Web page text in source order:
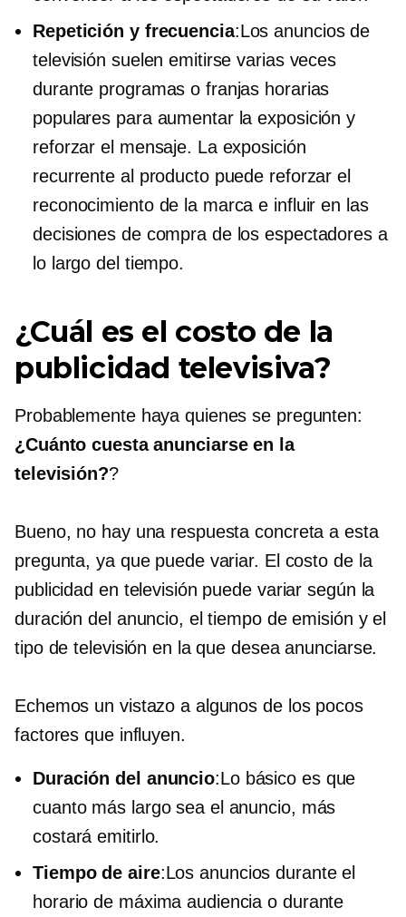
Repetición y frecuencia:Los anuncios de
televisión suelen emitirse varias veces
durante programas o franjas horarias
populares para aumentar la exposición y
reforzar el mensaje. La exposición
recurrente al producto puede reforzar el
reconocimiento de la marca e influir en las
decisiones de compra de los espectadores a
lo largo del tiempo.
¿Cuál es el costo de la
publicidad televisiva?
Probablemente haya quienes se pregunten:
¿Cuánto cuesta anunciarse en la
televisión??
Bueno, no hay una respuesta concreta a esta
pregunta, ya que puede variar. El costo de la
publicidad en televisión puede variar según la
duración del anuncio, el tiempo de emisión y el
tipo de televisión en la que desea anunciarse.
Echemos un vistazo a algunos de los pocos
factores que influyen.
Duración del anuncio:Lo básico es que
cuanto más largo sea el anuncio, más
costará emitirlo.
Tiempo de aire:Los anuncios durante el
horario de máxima audiencia o durante